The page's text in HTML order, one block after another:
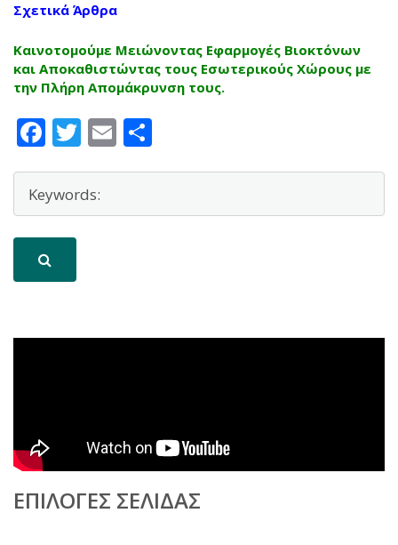
Σχετικά Άρθρα
Καινοτομούμε Μειώνοντας Εφαρμογές Βιοκτόνων
και Αποκαθιστώντας τους Εσωτερικούς Χώρους με
την Πλήρη Απομάκρυνση τους.
Facebook
Twitter
Email
ΕΠΙΛΟΓΈΣ ΣΕΛΊΔΑΣ